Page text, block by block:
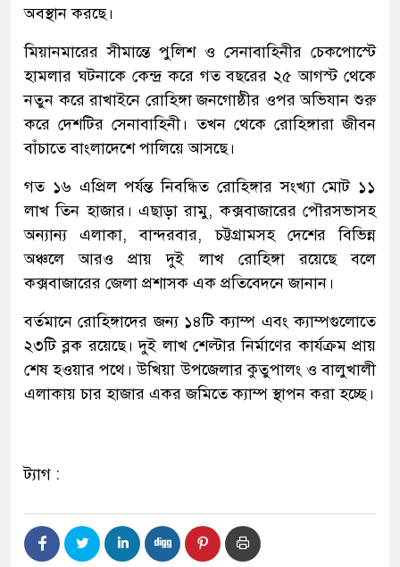
অবস্থান করছে।
মিয়ানমারের সীমান্তে পুলিশ ও সেনাবাহিনীর চেকপোস্টে
হামলার ঘটনাকে কেন্দ্র করে গত বছরের ২৫ আগস্ট থেকে
নতুন করে রাখাইনে রোহিঙ্গা জনগোষ্ঠীর ওপর অভিযান শুরু
করে দেশটির সেনাবাহিনী। তখন থেকে রোহিঙ্গারা জীবন
বাঁচাতে বাংলাদেশে পালিয়ে আসছে।
গত ১৬ এপ্রিল পর্যন্ত নিবন্ধিত রোহিঙ্গার সংখ্যা মোট ১১
লাখ তিন হাজার। এছাড়া রামু, কক্সবাজারের পৌরসভাসহ
অন্যান্য এলাকা, বান্দরবার, চট্টগ্রামসহ দেশের বিভিন্ন
অঞ্চলে আরও প্রায় দুই লাখ রোহিঙ্গা রয়েছে বলে
কক্সবাজারের জেলা প্রশাসক এক প্রতিবেদনে জানান।
বর্তমানে রোহিঙ্গাদের জন্য ১৪টি ক্যাম্প এবং ক্যাম্পগুলোতে
২৩টি ব্লক রয়েছে। দুই লাখ শেল্টার নির্মাণের কার্যক্রম প্রায়
শেষ হওয়ার পথে। উখিয়া উপজেলার কুতুপালং ও বালুখালী
এলাকায় চার হাজার একর জমিতে ক্যাম্প স্থাপন করা হচ্ছে।
ট্যাগ :